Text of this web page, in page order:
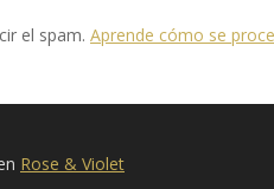
el spam. Aprende cómo se
Rose & Violet